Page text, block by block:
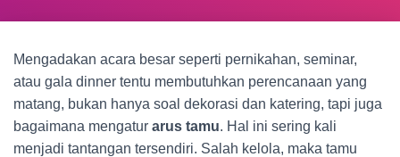
Mengadakan acara besar seperti pernikahan, seminar,
atau gala dinner tentu membutuhkan perencanaan yang
matang, bukan hanya soal dekorasi dan katering, tapi juga
bagaimana mengatur arus tamu. Hal ini sering kali
menjadi tantangan tersendiri. Salah kelola, maka tamu